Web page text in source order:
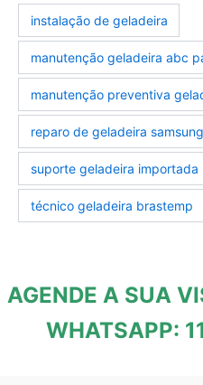
instalação de geladeira
manutenção geladeira abc
manutenção preventiva
reparo de geladeira samsung
suporte geladeira importada
técnico geladeira brastemp
AGENDE A SUA
WHATSAPP: